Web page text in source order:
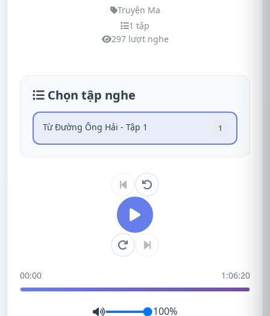
Truyện Ma
1 tập
297 lượt nghe
Chọn tập nghe
Từ Đường Ông Hải - Tập 1 1
00:00 1:06:20
100%